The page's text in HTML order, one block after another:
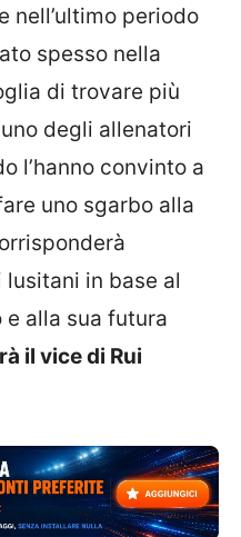
nell’ultimo periodo
spesso nella
di trovare più
degli allenatori
l’hanno convinto a
uno sgarbo alla
lusitani in base al
alla sua futura
il vice di Rui